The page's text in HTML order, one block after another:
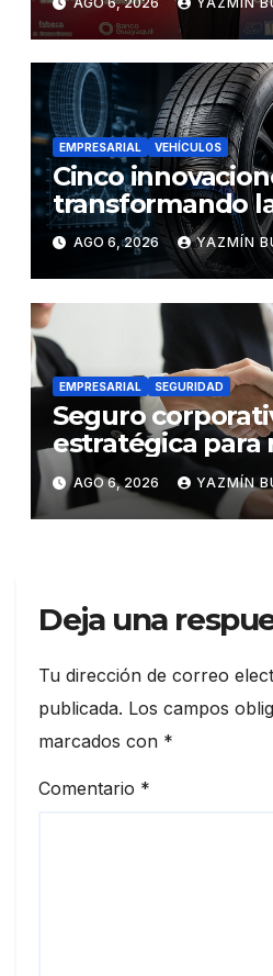
EMPRESARIAL VEHÍCULOS
Cinco
transformando
los neumáticos y
futuro de la
AGO 6, 2026 YAZMÍN
EMPRESARIAL SEGURIDAD
Seguro
estratégica para
talento en
AGO 6, 2026 YAZMÍN
Deja una
Tu dirección de correo
publicada. Los campos
marcados con *
Comentario *